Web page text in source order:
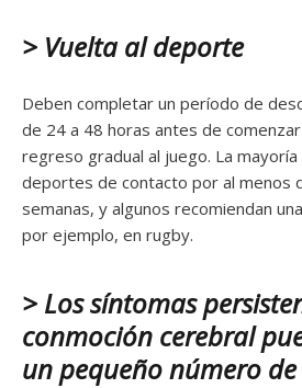
> Vuelta al deporte
Deben completar un período de
de 24 a 48 horas antes de
regreso gradual al juego. La
deportes de contacto por al menos
semanas, y algunos recomiendan
por ejemplo, en rugby.
> Los síntomas
conmoción cerebral
un pequeño número